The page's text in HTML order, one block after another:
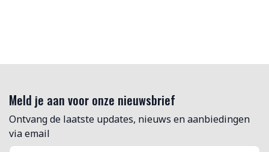
Meld je aan voor onze nieuwsbrief
Ontvang de laatste updates, nieuws en aanbiedingen
via email